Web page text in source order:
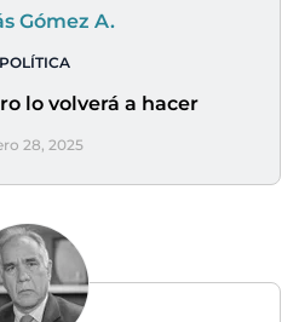
Gómez A.
lo volverá a hacer
28, 2025